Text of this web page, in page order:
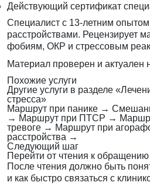
Действующий сертификат
Специалист с 13-летним
расстройствами. Рецензирует
фобиям, ОКР и стрессовым
Материал проверен и актуален
Похожие услуги
Другие услуги в разделе
стресса»
Маршрут при панике →
→ Маршрут при ПТСР →
тревоге → Маршрут при
расстройства →
Следующий шаг
Перейти от чтения к обращению
После чтения должно быть
и как быстро связаться с